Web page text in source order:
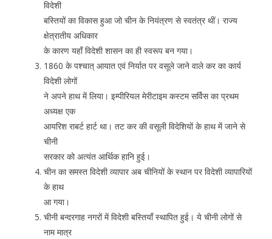
विदेशी
बस्तियों का विकास हुआ जो चीन के नियंत्रण से स्वतंत्र थीं। राज्य
क्षेत्रातीय अधिकार
के कारण यहाँ विदेशी शासन का ही स्वरूप बन गया।
1860 के पश्चात् आयात एवं निर्यात पर वसूले जाने वाले कर का कार्य
विदेशी लोगों
ने अपने हाथ में लिया। इम्पीरियल मेरीटाइम कस्टम सर्विस का प्रथम
अध्यक्ष एक
आयरिश राबर्ट हार्ट था। तट कर की वसूली विदेशियों के हाथ में जाने से
चीनी
सरकार को अत्यंत आर्थिक हानि हुई।
चीन का समस्त विदेशी व्यापार अब चीनियों के स्थान पर विदेशी व्यापारियों
के हाथ
आ गया।
चीनी बन्दरगाह नगरों में विदेशी बस्तियाँ स्थापित हुई। ये चीनी लोगों से
नाम मात्र